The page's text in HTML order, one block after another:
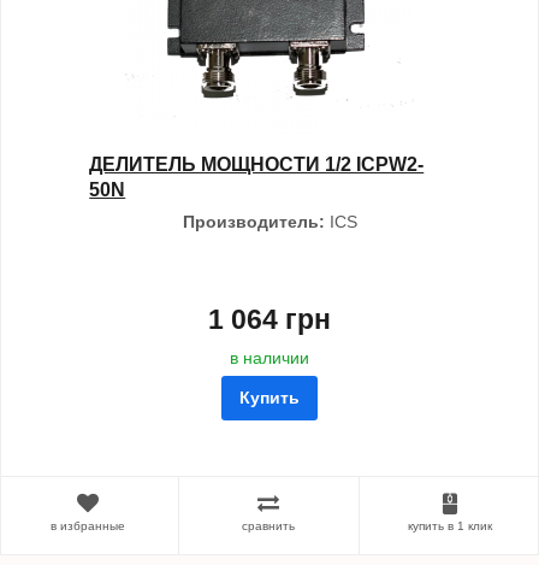
ДЕЛИТЕЛЬ МОЩНОСТИ 1/2 ICPW2-
50N
Производитель: ICS
1 064 грн
в наличии
Купить
в избранные сравнить купить в 1 клик